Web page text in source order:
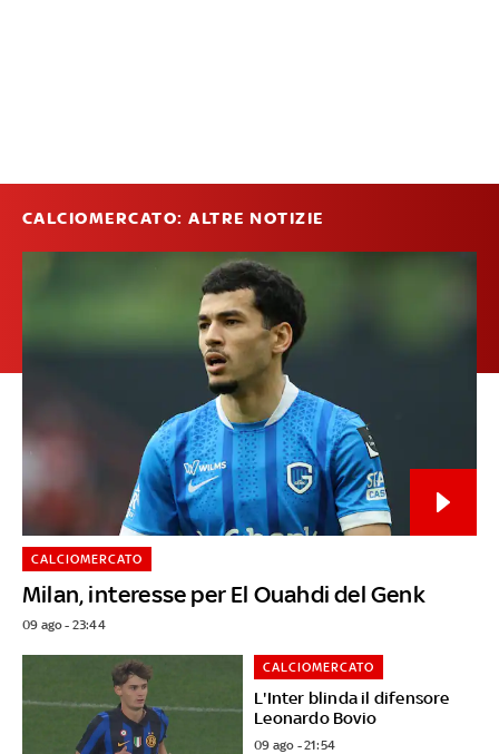
CALCIOMERCATO: ALTRE NOTIZIE
Milan, interesse per El Ouahdi del Genk
CALCIOMERCATO
09 ago - 23:44
L'Inter blinda il difensore
Leonardo Bovio
CALCIOMERCATO
09 ago - 21:54